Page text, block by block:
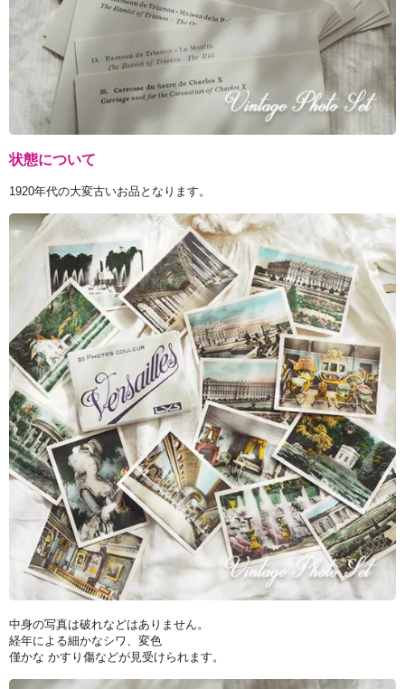
状態について
1920年代の大変古いお品となります。
中身の写真は破れなどはありません。
経年による細かなシワ、変色
僅かな かすり傷などが見受けられます。